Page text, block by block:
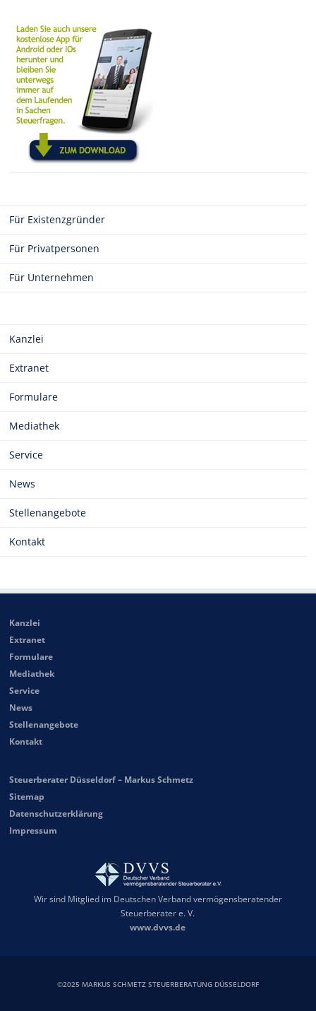
Für Existenzgründer
Für Privatpersonen
Für Unternehmen
Kanzlei
Extranet
Formulare
Mediathek
Service
News
Stellenangebote
Kontakt
Kanzlei
Extranet
Formulare
Mediathek
Service
News
Stellenangebote
Kontakt
Steuerberater Düsseldorf – Markus Schmetz
Sitemap
Datenschutzerklärung
Impressum
Wir sind Mitglied im Deutschen Verband vermögensberatender
Steuerberater e. V.
www.dvvs.de
©2025 MARKUS SCHMETZ STEUERBERATUNG DÜSSELDORF